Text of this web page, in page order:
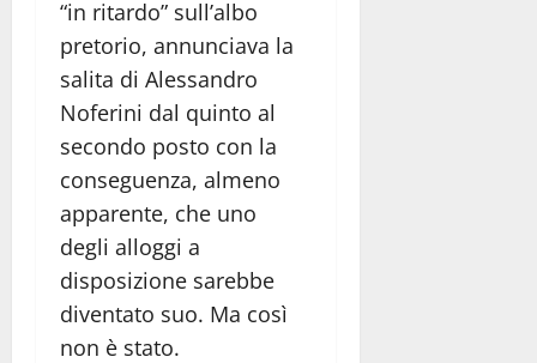
“in ritardo” sull’albo
pretorio, annunciava la
salita di Alessandro
Noferini dal quinto al
secondo posto con la
conseguenza, almeno
apparente, che uno
degli alloggi a
disposizione sarebbe
diventato suo. Ma così
non è stato.